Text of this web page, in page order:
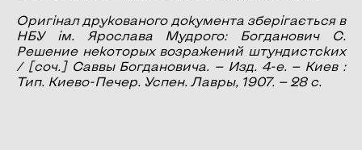
Оригінал друкованого документа зберігається в
НБУ ім. Ярослава Мудрого: Богданович С.
Решение некоторых возражений штундистских
/ [соч.] Саввы Богдановича. — Изд. 4-е. — Киев :
Тип. Киево-Печер. Успен. Лавры, 1907. — 28 с.